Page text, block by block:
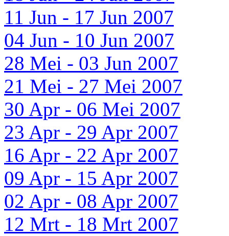
11 Jun - 17 Jun 2007
04 Jun - 10 Jun 2007
28 Mei - 03 Jun 2007
21 Mei - 27 Mei 2007
30 Apr - 06 Mei 2007
23 Apr - 29 Apr 2007
16 Apr - 22 Apr 2007
09 Apr - 15 Apr 2007
02 Apr - 08 Apr 2007
12 Mrt - 18 Mrt 2007